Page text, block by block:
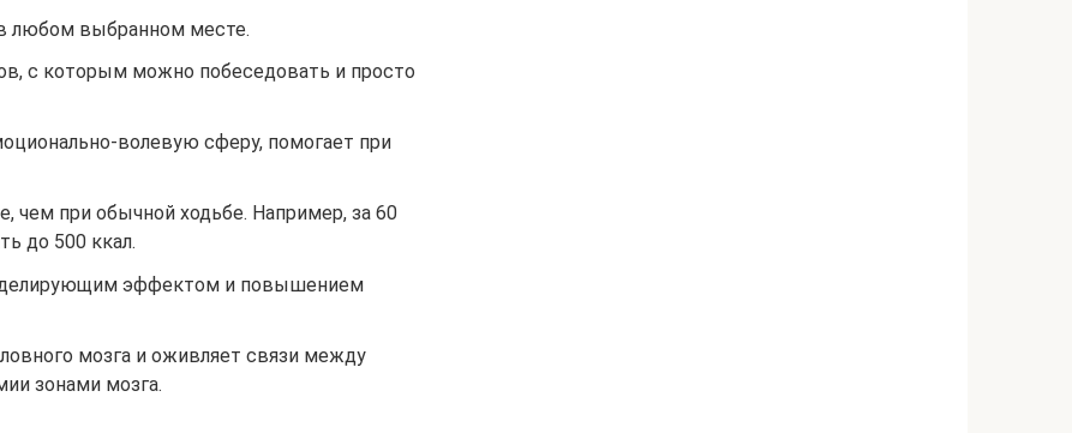
любом выбранном месте.
с которым можно побеседовать и просто
волевую сферу, помогает при
чем при обычной ходьбе. Например, за 60
до 500 ккал.
эффектом и повышением
мозга и оживляет связи между
зонами мозга.